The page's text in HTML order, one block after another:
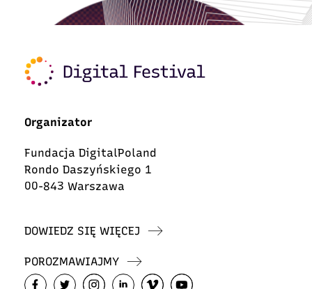
Organizator
Fundacja DigitalPoland
Rondo Daszyńskiego 1
00-843 Warszawa
DOWIEDZ SIĘ WIĘCEJ
POROZMAWIAJMY